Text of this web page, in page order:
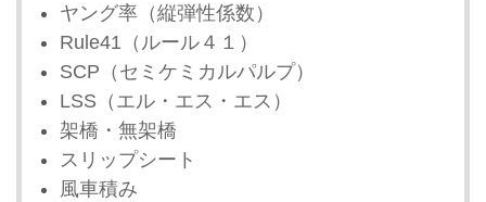
ヤング率（縦弾性係数）
Rule41（ルール４１）
SCP（セミケミカルパルプ）
LSS（エル・エス・エス）
架橋・無架橋
スリップシート
風車積み